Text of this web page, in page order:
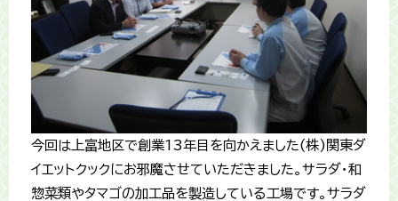
今回は上富地区で創業13年目を向かえました(株)関東ダ
イエットクックにお邪魔させていただきました。サラダ・和
惣菜類やタマゴの加工品を製造している工場です。サラダ